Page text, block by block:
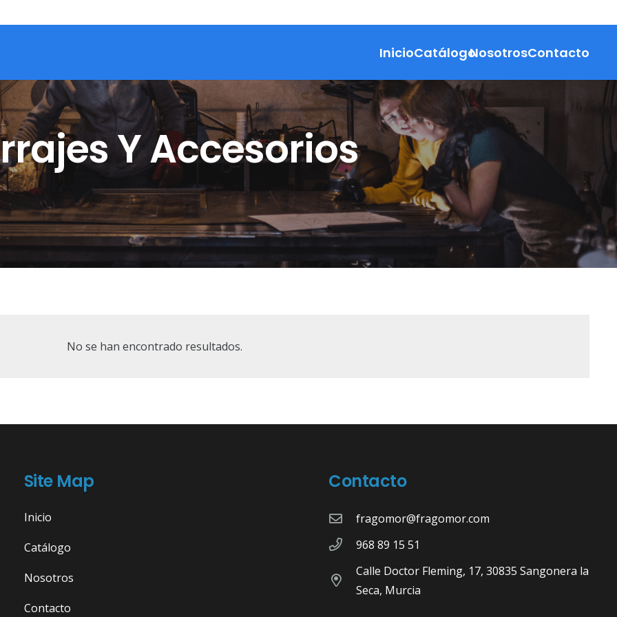
InicioCatálogoNosotrosContacto
Y Accesorios
No se han encontrado resultados.
Site Map
Inicio
Catálogo
Nosotros
Contacto
Contacto
fragomor@fragomor.com
968 89 15 51
Calle Doctor Fleming, 17, 30835 Sangonera la
Seca, Murcia